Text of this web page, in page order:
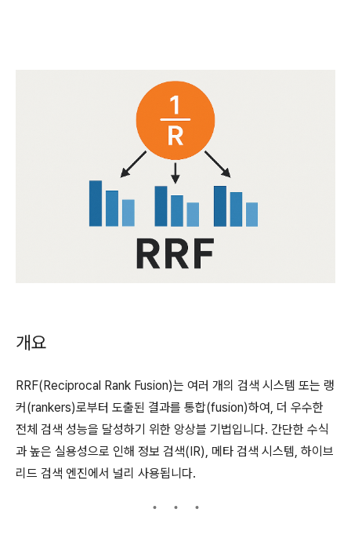
개요
RRF(Reciprocal Rank Fusion)는 여러 개의 검색 시스템 또는 랭
커(rankers)로부터 도출된 결과를 통합(fusion)하여, 더 우수한
전체 검색 성능을 달성하기 위한 앙상블 기법입니다. 간단한 수식
과 높은 실용성으로 인해 정보 검색(IR), 메타 검색 시스템, 하이브
리드 검색 엔진에서 널리 사용됩니다.